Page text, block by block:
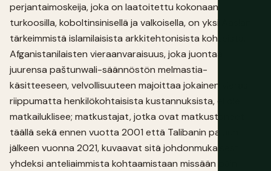
perjantaimoskeija, joka on laatoitettu kokonaan
turkoosilla, koboltinsinisellä ja valkoisella, on yksi Aasian
tärkeimmistä islamilaisista arkkitehtonisista kohteista.
Afganistanilaisten vieraanvaraisuus, joka juontaa
juurensa paštunwali-säännöstön melmastia-
käsitteeseen, velvollisuuteen majoittaa jokainen vieras
riippumatta henkilökohtaisista kustannuksista, ei ole
matkailuklisee; matkustajat, jotka ovat matkustaneet
täällä sekä ennen vuotta 2001 että Talibanin paluun
jälkeen vuonna 2021, kuvaavat sitä johdonmukaisesti
yhdeksi anteliaimmista kohtaamistaan missään päin